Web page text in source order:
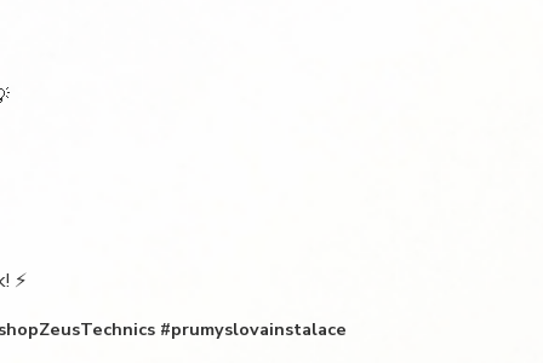
⚡
#prumyslovainstalace